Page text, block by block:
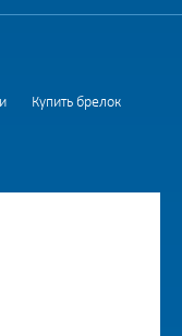
Купить брелок